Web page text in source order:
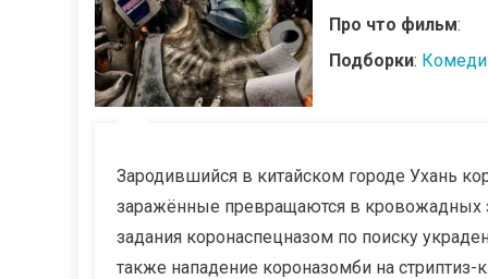
Про что фильм:
Подборки:
Зародившийся в китайском городе Ухань
заражённые превращаются в кровожадных
задания коронаспецназом по поиску
также нападение короназомби на стриптиз-